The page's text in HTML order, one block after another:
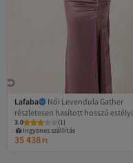
Lafaba
Női Levendula Gather
részletesen hasított hosszú estélyi
ruha
3.0 (1)
Ingyenes szállítás
35 438 Ft